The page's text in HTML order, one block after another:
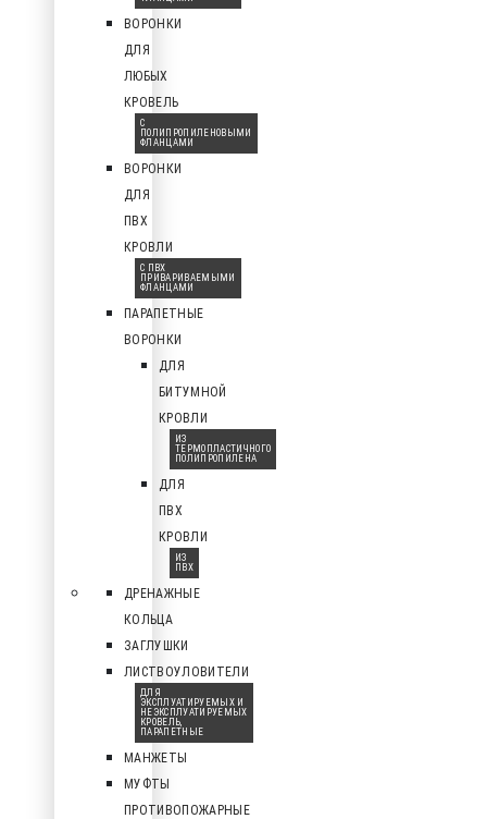
ВОРОНКИ
ДЛЯ
ЛЮБЫХ
КРОВЕЛЬ
С
ПОЛИПРОПИЛЕНОВЫМИ
ФЛАНЦАМИ
ВОРОНКИ
ДЛЯ
ПВХ
КРОВЛИ
С ПВХ
ПРИВАРИВАЕМЫМИ
ФЛАНЦАМИ
ПАРАПЕТНЫЕ
ВОРОНКИ
ДЛЯ
БИТУМНОЙ
КРОВЛИ
ИЗ
ТЕРМОПЛАСТИЧНОГО
ПОЛИПРОПИЛЕНА
ДЛЯ
ПВХ
КРОВЛИ
ИЗ
ПВХ
ДРЕНАЖНЫЕ
КОЛЬЦА
ЗАГЛУШКИ
ЛИСТВОУЛОВИТЕЛИ
ДЛЯ
ЭКСПЛУАТИРУЕМЫХ И
НЕЭКСПЛУАТИРУЕМЫХ
КРОВЕЛЬ,
ПАРАПЕТНЫЕ
МАНЖЕТЫ
МУФТЫ
ПРОТИВОПОЖАРНЫЕ